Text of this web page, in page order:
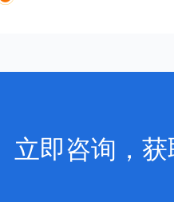
立即咨询，